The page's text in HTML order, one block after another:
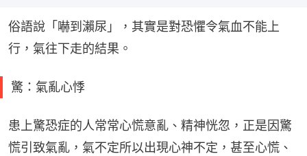
俗語說「嚇到瀨尿」，其實是對恐懼令氣血不能上
行，氣往下走的結果。
驚：氣亂心悸
患上驚恐症的人常常心慌意亂、精神恍忽，正是因驚
慌引致氣亂，氣不定所以出現心神不定，甚至心慌、